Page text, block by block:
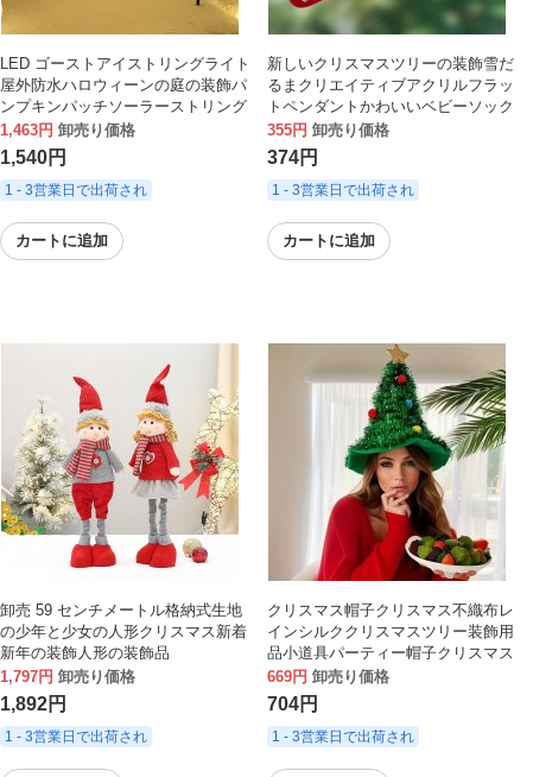
LED ゴーストアイストリングライト
屋外防水ハロウィーンの庭の装飾パ
ンプキンパッチソーラーストリング
ライト
1,463円 卸売り価格
1,540円
1 - 3営業日で出荷され
カートに追加
新しいクリスマスツリーの装飾雪だ
るまクリエイティブアクリルフラッ
トペンダントかわいいベビーソック
スペンダント
355円 卸売り価格
374円
1 - 3営業日で出荷され
カートに追加
卸売 59 センチメートル格納式生地
の少年と少女の人形クリスマス新着
新年の装飾人形の装飾品
1,797円 卸売り価格
1,892円
1 - 3営業日で出荷され
クリスマス帽子クリスマス不織布レ
インシルククリスマスツリー装飾用
品小道具パーティー帽子クリスマス
ギフト
669円 卸売り価格
704円
1 - 3営業日で出荷され